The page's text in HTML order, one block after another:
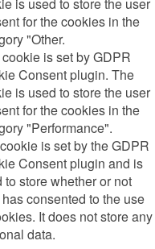
for the cookies in the
"Other.
is set by GDPR
Consent plugin. The
is used to store the user
for the cookies in the
"Performance".
is set by the GDPR
Consent plugin and is
to store whether or not
consented to the use
It does not store any
data.